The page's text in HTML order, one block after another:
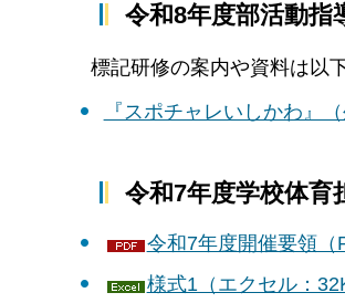
令和8年度部活動指
標記研修の案内や資料は以
『スポチャレいしかわ』（
令和7年度学校体育
令和7年度開催要領（
様式1（エクセル：